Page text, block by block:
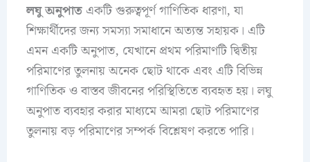
লঘু অনুপাতএকটি গুরুত্বপূর্ণ গাণিতিক ধারণা, যা
শিক্ষার্থীদের জন্য সমস্যা সমাধানে অত্যন্ত সহায়ক। এটি
এমন একটি অনুপাত, যেখানে প্রথম পরিমাণটি দ্বিতীয়
পরিমাণের তুলনায় অনেক ছোট থাকে এবং এটি বিভিন্ন
গাণিতিক ও বাস্তব জীবনের পরিস্থিতিতে ব্যবহৃত হয়। লঘু
অনুপাত ব্যবহার করার মাধ্যমে আমরা ছোট পরিমাণের
তুলনায় বড় পরিমাণের সম্পর্ক বিশ্লেষণ করতে পারি।